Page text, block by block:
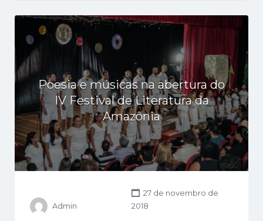
Poesia e músicas na abertura do
IV Festival de Literatura da
Amazônia
Admin
27 de novembro de
2018